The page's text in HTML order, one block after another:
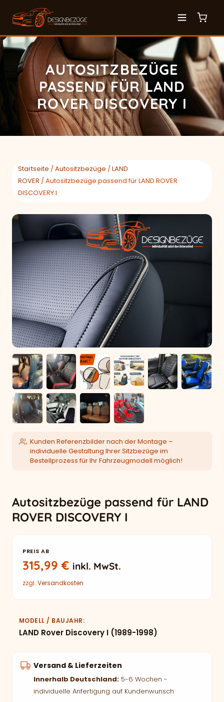
AUTOSITZBEZÜGE
PASSEND FÜR LAND
ROVER DISCOVERY I
Startseite /Autositzbezüge /LAND
ROVER / Autositzbezüge passend für LAND ROVER
DISCOVERY I
Kunden Referenzbilder nach der Montage –
individuelle Gestaltung Ihrer Sitzbezüge im
Bestellprozess für Ihr Fahrzeugmodell möglich!
Autositzbezüge passend für LAND
ROVER DISCOVERY I
PREIS AB
315,99€ inkl. MwSt.
zzgl. Versandkosten
MODELL / BAUJAHR
LAND Rover Discovery I (1989-1998)
Versand & Lieferzeiten
Innerhalb Deutschland: 5-6 Wochen -
individuelle Anfertigung auf Kundenwunsch